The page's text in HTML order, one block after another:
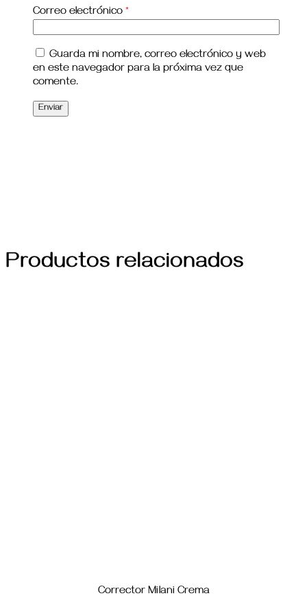
Correo electrónico *
Guarda mi nombre, correo electrónico y web
en este navegador para la próxima vez que
comente.
Productos relacionados
Corrector Milani Crema